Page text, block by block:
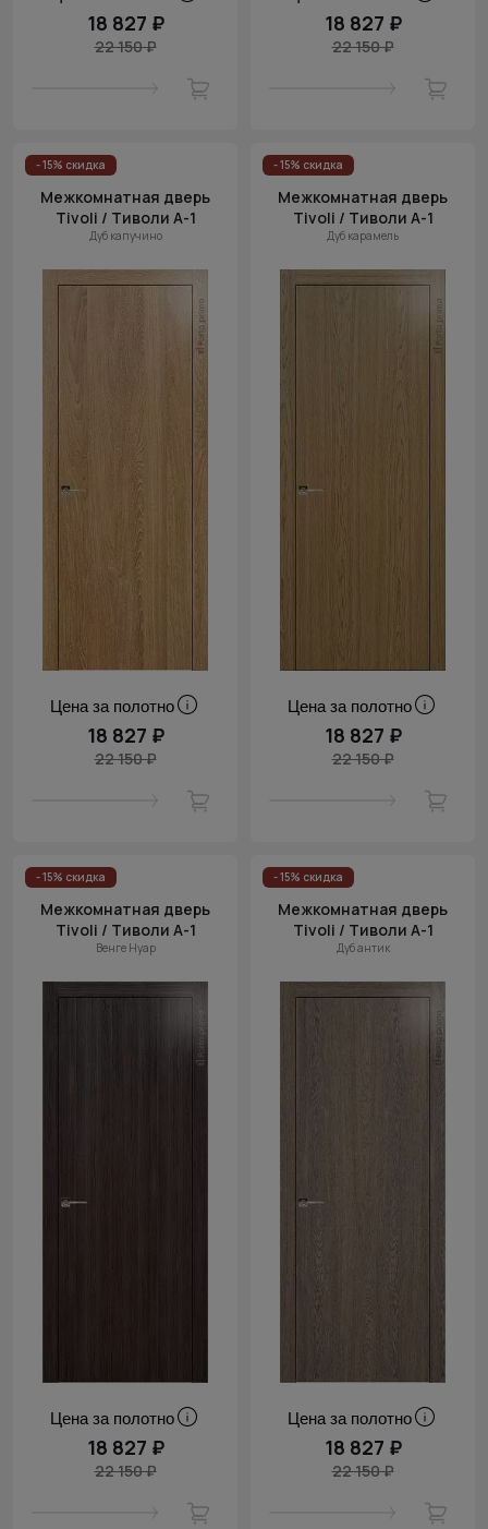
18 827 ₽
22 150 ₽
18 827 ₽
22 150 ₽
- 15% скидка
Межкомнатная дверь
Tivoli / Тиволи А-1
Дуб капучино
Цена за полотно
18 827 ₽
22 150 ₽
- 15% скидка
Межкомнатная дверь
Tivoli / Тиволи А-1
Дуб карамель
Цена за полотно
18 827 ₽
22 150 ₽
- 15% скидка
Межкомнатная дверь
Tivoli / Тиволи А-1
Венге Нуар
Цена за полотно
18 827 ₽
22 150 ₽
- 15% скидка
Межкомнатная дверь
Tivoli / Тиволи А-1
Дуб антик
Цена за полотно
18 827 ₽
22 150 ₽